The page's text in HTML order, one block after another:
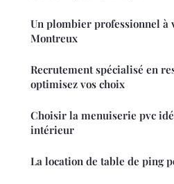
Un plombier professionnel à
Montreux
Recrutement spécialisé en
optimisez vos choix
Choisir la menuiserie pvc
intérieur
La location de table de ping